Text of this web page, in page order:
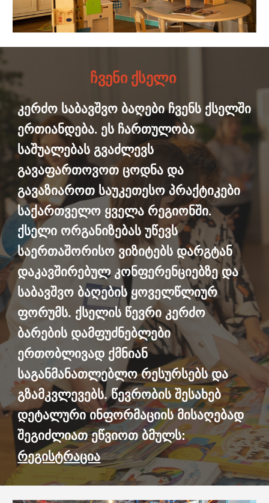
ჩვენი ქსელი
კერძო საბავშვო ბაღები ჩვენს ქსელში
ერთიანდება. ეს ჩართულობა
საშუალებას გვაძლევს
გავაფართოვოთ ცოდნა და
გავაზიაროთ საუკეთესო პრაქტიკები
საქართველო ყველა რეგიონში.
ქსელი ორგანიზებას უწევს
საერთაშორისო ვიზიტებს დარგტან
დაკავშირებულ კონფერენციებზე და
საბავშვო ბაღების ყოველწლიურ
ფორუმს. ქსელის წევრი კერძო
ბარების დამფუძნებლები
ერთობლივად ქმნიან
საგანმანათლებლო რესურსებს და
გზამკვლევებს. წევრობის შესახებ
დეტალური ინფორმაციის მისაღებად
შეგიძლიათ ეწვიოთ ბმულს:
რეგისტრაცია